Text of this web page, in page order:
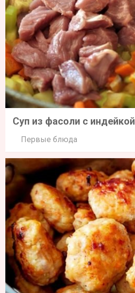
Суп из фасоли с индейкой
Первые блюда